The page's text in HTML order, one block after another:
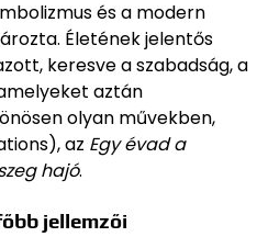
és a modern
Életének jelentős
keresve a szabadság, a
aztán
olyan művekben,
az Egy évad a
hajó.
jellemzői